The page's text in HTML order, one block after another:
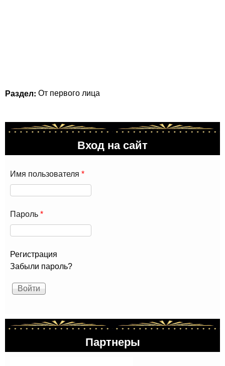
Раздел: От первого лица
Вход на сайт
Имя пользователя *
Пароль *
Регистрация
Забыли пароль?
Партнеры